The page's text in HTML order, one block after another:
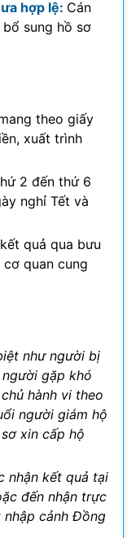
hợp lệ: Cán
sung hồ sơ
theo giấy
xuất trình
2 đến thứ 6
nghỉ Tết và
quả qua bưu
quan cung
như người bị
gặp khó
hành vi theo
người giám hộ
xin cấp hộ
nhận kết quả tại
đến nhận trực
nhập cảnh Đồng